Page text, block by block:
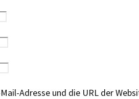
Adresse und die URL der